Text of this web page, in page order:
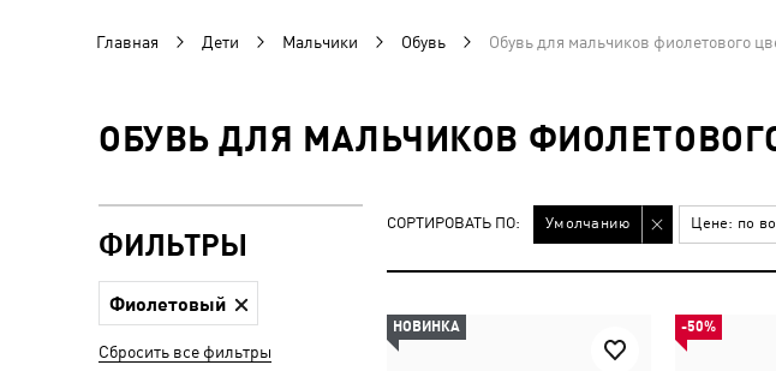
Главная Дети Мальчики Обувь Обувь для мальчиков фиолетового
ОБУВЬ ДЛЯ МАЛЬЧИКОВ
СОРТИРОВАТЬ ПО: Умолчанию Цене: по
НОВИНКА -50%
ФИЛЬТРЫ
Фиолетовый
Сбросить все фильтры